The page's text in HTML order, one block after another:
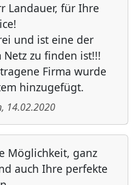
Landauer, für Ihre
und ist eine der
Netz zu finden ist!!!
Firma wurde
hinzugefügt.
, 14.02.2020
Möglichkeit, ganz
auch Ihre perfekte